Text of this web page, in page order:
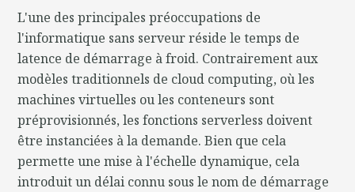
L'une des principales préoccupations de
l'informatique sans serveur réside le temps de
latence de démarrage à froid. Contrairement aux
modèles traditionnels de cloud computing, où les
machines virtuelles ou les conteneurs sont
préprovisionnés, les fonctions serverless doivent
être instanciées à la demande. Bien que cela
permette une mise à l'échelle dynamique, cela
introduit un délai connu sous le nom de démarrage